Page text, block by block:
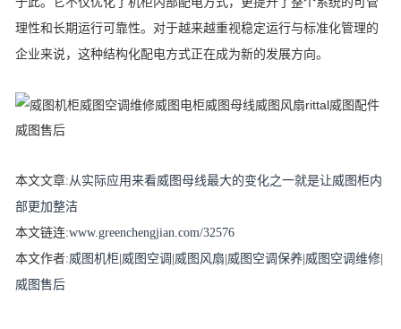
理性和长期运行可靠性。对于越来越重视稳定运行与标准化管理的
企业来说，这种结构化配电方式正在成为新的发展方向。
本文文章: 从实际应用来看威图母线最大的变化之一就是让威图柜内
部更加整洁
本文链连:www.greenchengjian.com/32576
本文作者:威图机柜 威图空调 威图风扇 威图空调保养 威图空调维修
威图售后